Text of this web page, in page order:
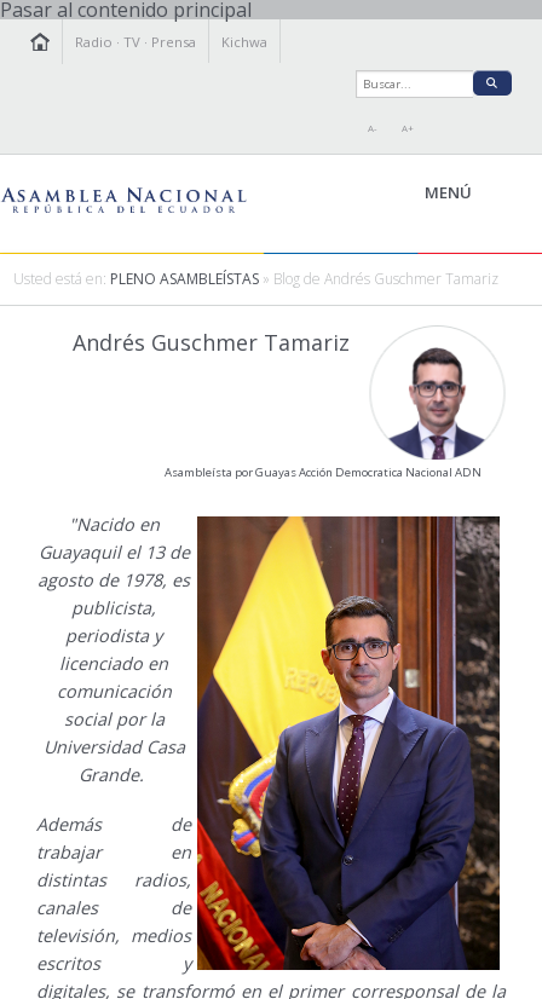
Pasar al contenido principal
Radio ·TV · Prensa Kichwa
A- A+
MENÚ
Usted está en: PLENO ASAMBLEÍSTAS » Blog de Andrés Guschmer Tamariz
Andrés Guschmer Tamariz
Asambleísta por Guayas Acción Democratica Nacional ADN
"Nacido en
Guayaquil el 13 de
agosto de 1978, es
publicista,
periodista y
licenciado en
comunicación
social por la
Universidad Casa
Grande.
Además de
trabajar en
distintas radios,
canales de
televisión, medios
escritos y
digitales, se transformó en el primer corresponsal de la